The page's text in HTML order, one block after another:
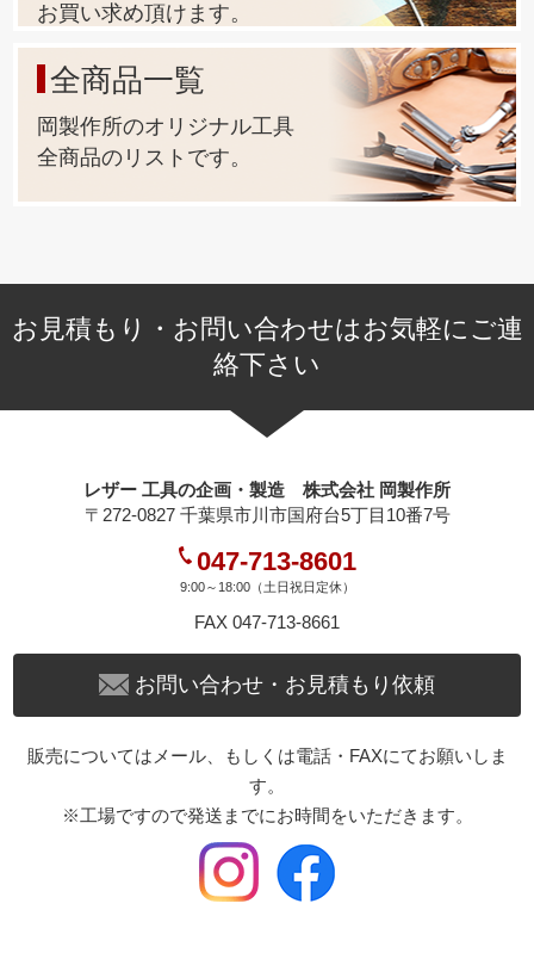
お買い求め頂けます。
全商品一覧
岡製作所のオリジナル工具
全商品のリストです。
お見積もり・お問い合わせはお気軽にご連
絡下さい
レザー 工具の企画・製造 株式会社 岡製作所
〒272-0827 千葉県市川市国府台5丁目10番7号
047-713-8601
9:00～18:00（土日祝日定休）
FAX 047-713-8661
お問い合わせ・お見積もり依頼
販売についてはメール、もしくは電話・FAXにてお願いしま
す。
※工場ですので発送までにお時間をいただきます。